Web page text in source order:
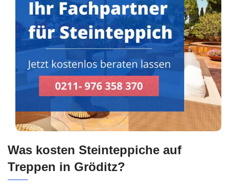
Was kosten Steinteppiche auf
Treppen in Gröditz?